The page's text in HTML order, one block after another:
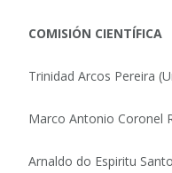
COMISIÓN CIENTÍFICA
Trinidad Arcos Pereira
Marco Antonio Coronel
Arnaldo do Espiritu